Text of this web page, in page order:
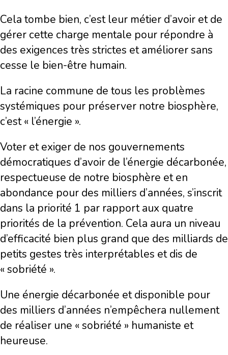
Cela tombe bien, c’est leur métier d’avoir et de
gérer cette charge mentale pour répondre à
des exigences très strictes et améliorer sans
cesse le bien-être humain.
La racine commune de tous les problèmes
systémiques pour préserver notre biosphère,
c’est « l’énergie ».
Voter et exiger de nos gouvernements
démocratiques d’avoir de l’énergie décarbonée,
respectueuse de notre biosphère et en
abondance pour des milliers d’années, s’inscrit
dans la priorité 1 par rapport aux quatre
priorités de la prévention. Cela aura un niveau
d’efficacité bien plus grand que des milliards de
petits gestes très interprétables et dis de
« sobriété ».
Une énergie décarbonée et disponible pour
des milliers d’années n’empêchera nullement
de réaliser une « sobriété » humaniste et
heureuse.